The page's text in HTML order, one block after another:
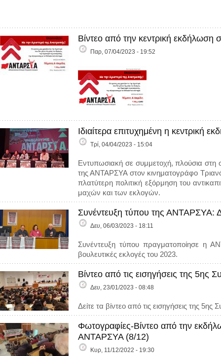
Βίντεο από την κεντρική εκδήλωση
Παρ, 07/04/2023 - 19:52
Ιδιαίτερα επιτυχημένη η
Τρί, 04/04/2023 - 15:04
Εντυπωσιακή σε συμμετοχή, πλούσια στη
της ΑΝΤΑΡΣΥΑ στον κινηματογράφο
πλατύτερη πολιτική εξόρμηση του
μαχών και των εκλογών.
Συνέντευξη τύπου της ΑΝΤΑΡΣΥΑ:
Δευ, 06/03/2023 - 18:11
Συνέντευξη τύπου πραγματοποίησε η
βουλευτικές εκλογές του 2023.
Βίντεο από τις εισηγήσεις της 5ης
Δευ, 23/01/2023 - 08:48
Δείτε τα βίντεο από τις εισηγήσεις της
Φωτογραφίες-Βίντεο από την
ΑΝΤΑΡΣΥΑ (8/12)
Κυρ, 11/12/2022 - 19:30